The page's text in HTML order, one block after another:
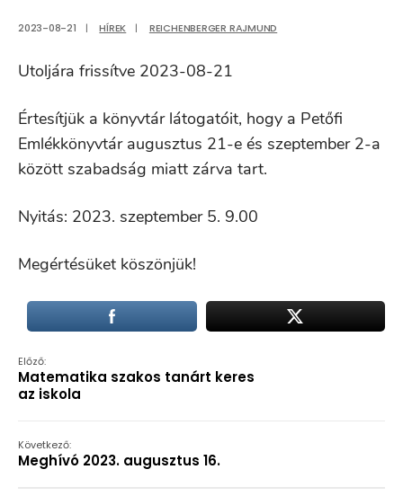
2023-08-21 | HÍREK | REICHENBERGER RAJMUND
Utoljára frissítve 2023-08-21
Értesítjük a könyvtár látogatóit, hogy a Petőfi
Emlékkönyvtár augusztus 21-e és szeptember 2-a
között szabadság miatt zárva tart.
Nyitás: 2023. szeptember 5. 9.00
Megértésüket köszönjük!
Előző:
Matematika szakos tanárt keres
az iskola
Következő:
Meghívó 2023. augusztus 16.